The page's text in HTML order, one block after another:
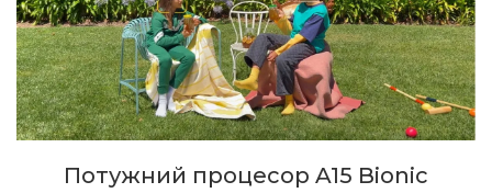
Потужний процесор A15 Bionic